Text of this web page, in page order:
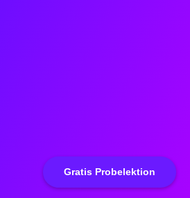
Gratis Probelektion